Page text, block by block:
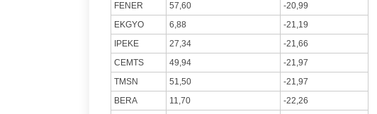
FENER
57,60
-20,99
EKGYO
6,88
-21,19
IPEKE
27,34
-21,66
CEMTS
49,94
-21,97
TMSN
51,50
-21,97
BERA
11,70
-22,26